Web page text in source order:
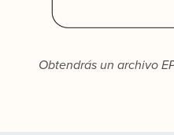
Obtendrás un archivo